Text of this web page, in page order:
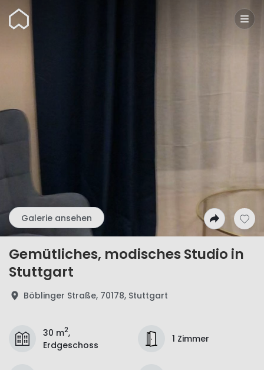
Wunderflats
Galerie ansehen
Gemütliches, modisches Studio in
Stuttgart
Böblinger Straße, 70178, Stuttgart
30 m2,
Erdgeschoss
1 Zimmer